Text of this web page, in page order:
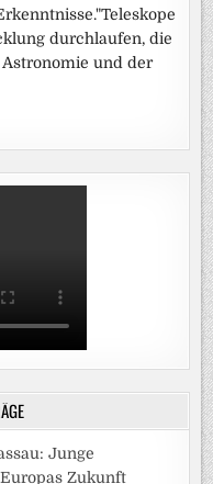
durchlaufen, die
und der
Junge
Zukunft